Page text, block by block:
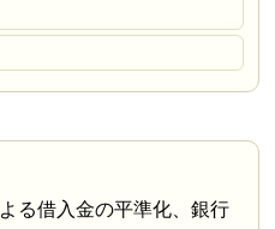
る借入金の平準化、銀行